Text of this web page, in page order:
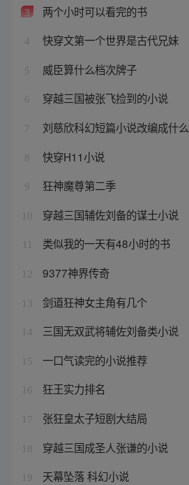
3 两个小时可以看完的书
4 快穿文第一个世界是古代兄妹
5 威臣算什么档次牌子
6 穿越三国被张飞捡到的小说
7 刘慈欣科幻短篇小说改编成什么
8 快穿H11小说
9 狂神魔尊第二季
10 穿越三国辅佐刘备的谋士小说
类似我的一天有48小时的书
12 9377神界传奇
13 剑道狂神女主角有几个
14 三国无双武将辅佐刘备类小说
15 一口气读完的小说推荐
16 狂王实力排名
17 张狂皇太子短剧大结局
18 穿越三国成圣人张谦的小说
19 天幕坠落 科幻小说